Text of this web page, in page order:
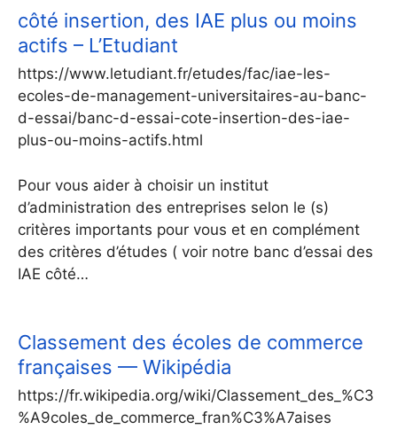
côté insertion, des IAE plus ou moins
actifs – L’Etudiant
https://www.letudiant.fr/etudes/fac/iae-les-
ecoles-de-management-universitaires-au-banc-
d-essai/banc-d-essai-cote-insertion-des-iae-
plus-ou-moins-actifs.html
Pour vous aider à choisir un institut
d’administration des entreprises selon le (s)
critères importants pour vous et en complément
des critères d’études ( voir notre banc d’essai des
IAE côté…
Classement des écoles de commerce
françaises — Wikipédia
https://fr.wikipedia.org/wiki/Classement_des_%C3
%A9coles_de_commerce_fran%C3%A7aises